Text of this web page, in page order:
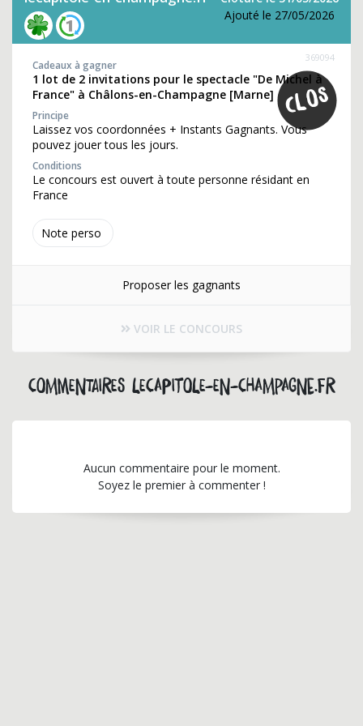
Ajouté le 27/05/2026
Note perso
369094
Cadeaux à gagner
1 lot de 2 invitations pour le spectacle "De Michel à
France" à Châlons-en-Champagne [Marne]
Principe
Laissez vos coordonnées + Instants Gagnants. Vous
pouvez jouer tous les jours.
Conditions
Le concours est ouvert à toute personne résidant en
France
Proposer les gagnants
VOIR LE CONCOURS
Commentaires lecapitole-en-champagne.fr
Aucun commentaire pour le moment.
Soyez le premier à commenter !